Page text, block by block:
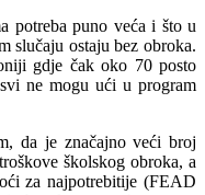
potreba puno veća i što u
slučaju ostaju bez obroka.
gdje čak oko 70 posto
ne mogu ući u program
da je značajno veći broj
školskog obroka, a
za najpotrebitije (FEAD